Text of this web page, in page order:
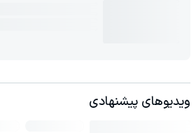
ویدیوهای پیشنهادی